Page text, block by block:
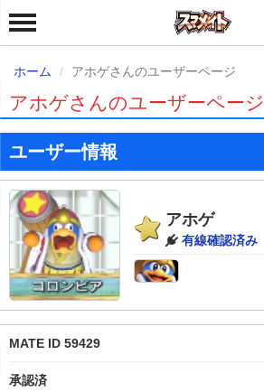
ホーム アホゲさんのユーザーページ
アホゲさんのユーザーページ
ユーザー情報
アホゲ
有線確認済み
MATE ID 59429
承認済